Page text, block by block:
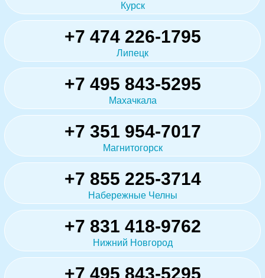
Курск
+7 474 226-1795
Липецк
+7 495 843-5295
Махачкала
+7 351 954-7017
Магнитогорск
+7 855 225-3714
Набережные Челны
+7 831 418-9762
Нижний Новгород
+7 495 843-5295